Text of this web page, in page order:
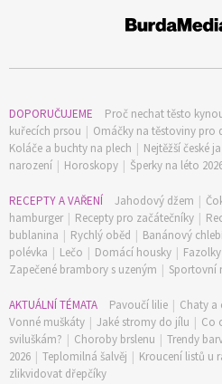
DOPORUČUJEME Proč nechat těsto
kuřecích prsou | Omáčky na těstoviny pro
Koláče a buchty na plech | Nejtěžší české
narození | Horoskopy | Šperky na léto
RECEPTY A VAŘENÍ Jahodový džem |
hamburger | Recepty pro začátečníky |
bublanina | Rychlý oběd | Banánový
polévka | Lečo | Domácí housky |
Zapečené brambory s uzeným | Sportovní
AKTUÁLNÍ TÉMATA Pavoučí lilie | Chaty a
Vonné muškáty | Jaké stromy do jílu | Co
sviluškám? | Choroby brslenu | Trendy
2026 | Teplomilná šalvěj | Kroucení listů u
zlikvidovat dřepčíky